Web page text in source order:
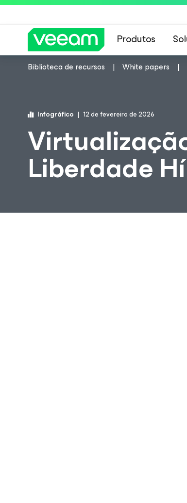
Produtos
Biblioteca de recursos White papers
Infográfico 12 de fevereiro de 2026
Liberdade